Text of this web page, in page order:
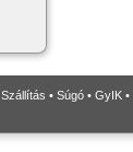
Szállítás • Súgó • GyIK •